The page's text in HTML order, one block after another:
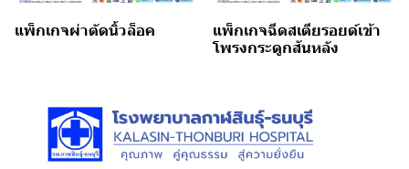
แพ็กเกจผ่าตัดนิ้วล็อค
แพ็กเกจฉีดสเตียรอยด์เข้า
โพรงกระดูกสันหลัง